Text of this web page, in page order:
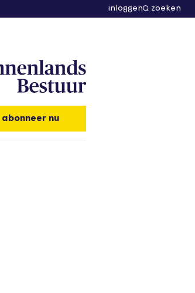
inloggen zoeken
abonneer nu